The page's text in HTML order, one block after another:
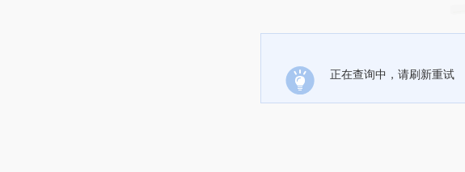
正在查询中，请刷新重试